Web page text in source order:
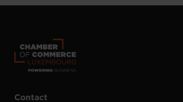
Contact